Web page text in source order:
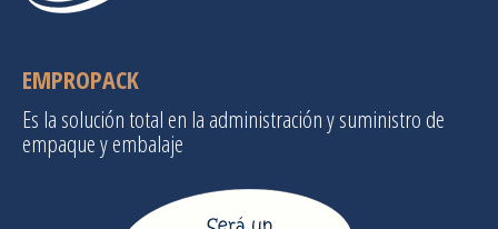
EMPROPACK
Es la solución total en la administración y suministro de
empaque y embalaje